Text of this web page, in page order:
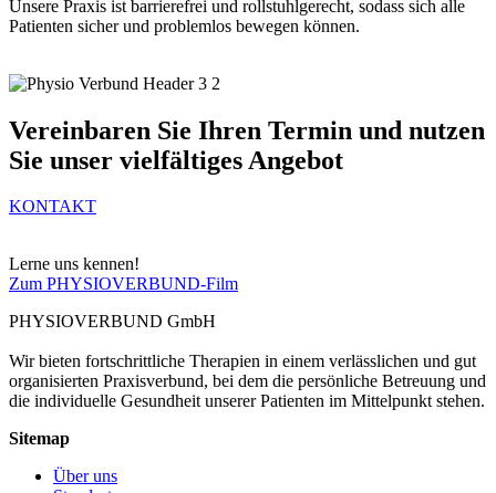
Unsere Praxis ist barrierefrei und rollstuhlgerecht, sodass sich alle
Patienten sicher und problemlos bewegen können.
Vereinbaren Sie Ihren Termin und nutzen
Sie unser vielfältiges Angebot
KONTAKT
Lerne uns kennen!
Zum PHYSIOVERBUND-Film
PHYSIOVERBUND GmbH
Wir bieten fortschrittliche Therapien in einem verlässlichen und gut
organisierten Praxisverbund, bei dem die persönliche Betreuung und
die individuelle Gesundheit unserer Patienten im Mittelpunkt stehen.
Sitemap
Über uns